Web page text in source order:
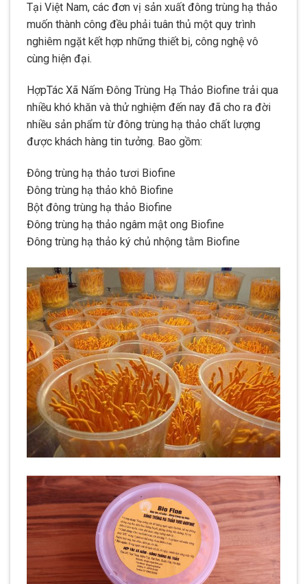
Tại Việt Nam, các đơn vị sản xuất đông trùng hạ thảo
muốn thành công đều phải tuân thủ một quy trình
nghiêm ngặt kết hợp những thiết bị, công nghệ vô
cùng hiện đại.
HợpTác Xã Nấm Đông Trùng Hạ Thảo Biofine trải qua
nhiều khó khăn và thử nghiệm đến nay đã cho ra đời
nhiều sản phẩm từ đông trùng hạ thảo chất lượng
được khách hàng tin tưởng. Bao gồm:
Đông trùng hạ thảo tươi Biofine
Đông trùng hạ thảo khô Biofine
Bột đông trùng hạ thảo Biofine
Đông trùng hạ thảo ngâm mật ong Biofine
Đông trùng hạ thảo ký chủ nhộng tằm Biofine